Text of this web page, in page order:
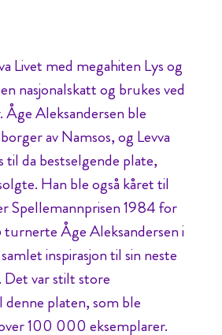
Livet med megahiten Lys og
nasjonalskatt og brukes ved
Åge Aleksandersen ble
av Namsos, og Levva
til da bestselgende plate,
Han ble også kåret til
Spellemannprisen 1984 for
Åge Aleksandersen i
inspirasjon til sin neste
var stilt store
platen, som ble
100 000 eksemplarer.